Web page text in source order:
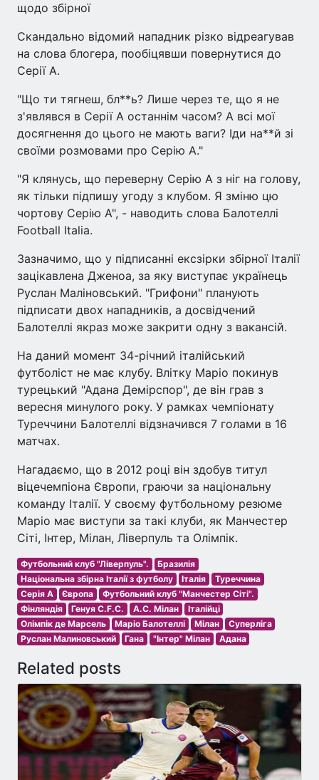
щодо збірної
Скандально відомий нападник різко відреагував
на слова блогера, пообіцявши повернутися до
Серії А.
"Що ти тягнеш, бл**ь? Лише через те, що я не
з'являвся в Серії А останнім часом? А всі мої
досягнення до цього не мають ваги? Іди на**й зі
своїми розмовами про Серію А."
"Я клянусь, що переверну Серію А з ніг на голову,
як тільки підпишу угоду з клубом. Я зміню цю
чортову Серію А", - наводить слова Балотеллі
Football Italia.
Зазначимо, що у підписанні ексзірки збірної Італії
зацікавлена Дженоа, за яку виступає українець
Руслан Маліновський. "Грифони" планують
підписати двох нападників, а досвідчений
Балотеллі якраз може закрити одну з вакансій.
На даний момент 34-річний італійський
футболіст не має клубу. Влітку Маріо покинув
турецький "Адана Демірспор", де він грав з
вересня минулого року. У рамках чемпіонату
Туреччини Балотеллі відзначився 7 голами в 16
матчах.
Нагадаємо, що в 2012 році він здобув титул
віцечемпіона Європи, граючи за національну
команду Італії. У своєму футбольному резюме
Маріо має виступи за такі клуби, як Манчестер
Сіті, Інтер, Мілан, Ліверпуль та Олімпік.
Футбольний клуб "Ліверпуль".
Бразилія
Національна збірна Італії з футболу
Італія
Туреччина
Серія A
Європа
Футбольний клуб "Манчестер Сіті".
Фінляндія
Генуя C.F.C. A.C. Мілан
Італійці
Олімпік де Марсель
Маріо Балотеллі Мілан
Суперліга
Руслан Малиновський
Гана "Інтер" Мілан Адана
Related posts